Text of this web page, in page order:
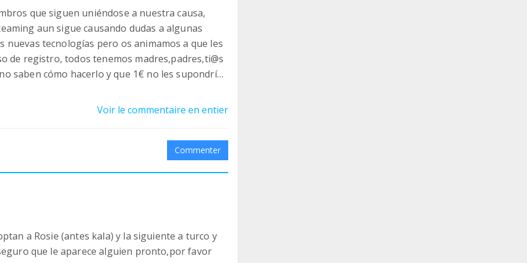
que siguen uniéndose a nuestra causa,
aun sigue causando dudas a algunas
tecnologías pero os animamos a que les
de registro, todos tenemos madres,padres,ti@s
saben cómo hacerlo y que 1€ no les supondría
en los últimos meses hemos desembolsado
Voir le commentaire en entier
Commenter
a Rosie (antes kala) y la siguiente a turco y
que le aparece alguien pronto,por favor